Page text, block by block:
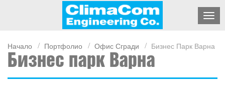
Начало Портфолио Офис Сгради Бизнес Парк Варна
Бизнес парк Варна